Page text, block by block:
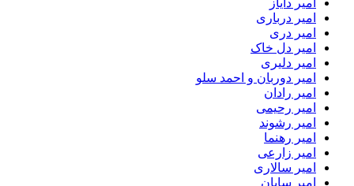
امیر دایاز
امیر درباری
امیر دری
امیر دل خاک
امیر دلیری
امیر دوربان و احمد سلو
امیر رادان
امیر رحیمی
امیر رشوند
امیر رهنما
امیر زارعی
امیر سالاری
امیر سایان